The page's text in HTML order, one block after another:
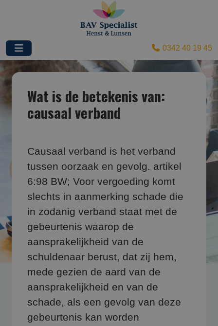
0342 40 19 45
Wat is de betekenis van:
causaal verband
Causaal verband is het verband
tussen oorzaak en gevolg. artikel
6:98 BW; Voor vergoeding komt
slechts in aanmerking schade die
in zodanig verband staat met de
gebeurtenis waarop de
aansprakelijkheid van de
schuldenaar berust, dat zij hem,
mede gezien de aard van de
aansprakelijkheid en van de
schade, als een gevolg van deze
gebeurtenis kan worden